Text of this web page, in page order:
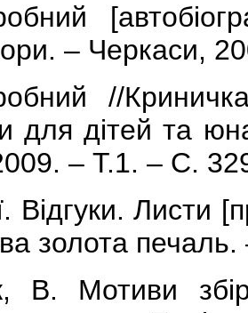
[
– Черкаси,
//
для дітей та
– Т.1. – С.
Відгуки. Листи [
золота
В. Мотиви